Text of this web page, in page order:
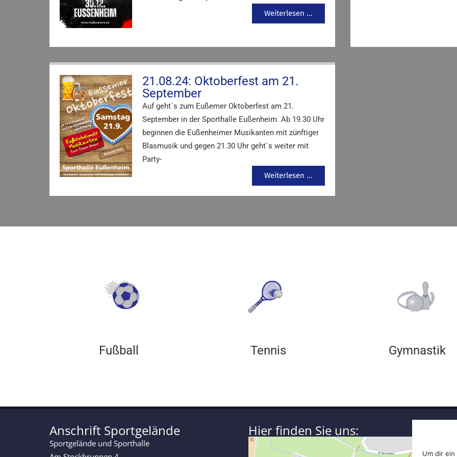
Um dir
Weiterlesen ...
21.08.24: Oktoberfest am 21.
September
Auf geht´s zum Eußemer Oktoberfest am 21.
September in der Sporthalle Eußenheim. Ab 19.30 Uhr
beginnen die Eußenheimer Musikanten mit zünftiger
Blasmusik und gegen 21.30 Uhr geht´s weiter mit
Party-
Weiterlesen ...
Fußball Tennis Gymnastik
Anschrift Sportgelände
Sportgelände und Sporthalle
Hier finden Sie uns: